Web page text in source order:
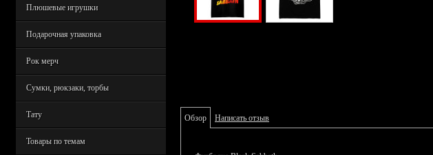
Плюшевые игрушки
Подарочная упаковка
Рок мерч
Сумки, рюкзаки, торбы
Тату
Товары по темам
Обзор Написать отзыв